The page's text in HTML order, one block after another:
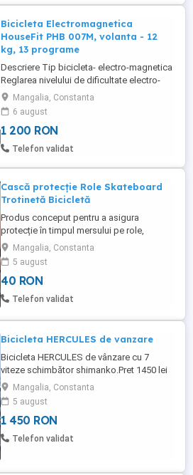
Bicicleta Electromagnetica
HouseFit PHB 007M, volanta - 12
kg, 13 programe
Descriere Tip bicicleta- electro-magnetica
Reglarea nivelului de dificultate electro-
magnetic (motor) Nivele de dificultate 16
Greutatea volantei 12 kg Sa reglabila
vertical si orizontal Indicatori ai
calculatorului: puls, timp, viteza, distanta,
calorii, RPM, BodyFat, watt, programe
Mangalia, Constanta
6 august
1 200 RON
Telefon validat
Cască protecție Role Skateboard
Trotinetă Bicicletă
Produs conceput pentru a asigura
protecție în timpul mersului pe role,
skateboard, trotinetă sau bicicletă.
Mangalia, Constanta
5 august
40 RON
Telefon validat
Bicicleta HERCULES de vanzare
Bicicleta HERCULES de vânzare cu 7
viteze schimbător shimanko.Pret 1450 lei
neg.Tel Tel: zero șapte trei unu șase cinci
șase șapte șapte noua .
Mangalia, Constanta
5 august
1 450 RON
Telefon validat